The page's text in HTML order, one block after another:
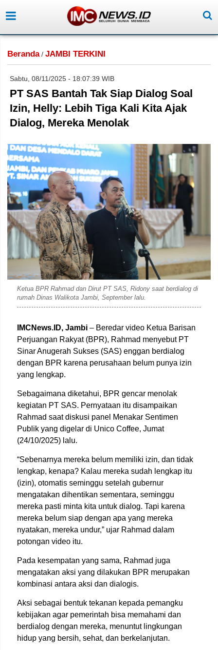
Beranda/ JAMBI TERKINI
Sabtu, 08/11/2025 - 18:07:39 WIB
PT SAS Bantah Tak Siap Dialog Soal
Izin, Helly: Lebih Tiga Kali Kita Ajak
Dialog, Mereka Menolak
Ketua BPR Rahmad dan Dirut PT SAS, Ridony saat berdialog di
rumah Dinas Walikota Jambi, September lalu.
IMCNews.ID, Jambi – Beredar video Ketua Barisan
Perjuangan Rakyat (BPR), Rahmad menyebut PT
Sinar Anugerah Sukses (SAS) enggan berdialog
dengan BPR karena perusahaan belum punya izin
yang lengkap.
Sebagaimana diketahui, BPR gencar menolak
kegiatan PT SAS. Pernyataan itu disampaikan
Rahmad saat diskusi panel Menakar Sentimen
Publik yang digelar di Unico Coffee, Jumat
(24/10/2025) lalu.
“Sebenarnya mereka belum memiliki izin, dan tidak
lengkap, kenapa? Kalau mereka sudah lengkap itu
(izin), otomatis seminggu setelah gubernur
mengatakan dihentikan sementara, seminggu
mereka pasti minta kita untuk dialog. Tapi karena
mereka belum siap dengan apa yang mereka
nyatakan, mereka undur,” ujar Rahmad dalam
potongan video itu.
Pada kesempatan yang sama, Rahmad juga
mengatakan aksi yang dilakukan BPR merupakan
kombinasi antara aksi dan dialogis.
Aksi sebagai bentuk tekanan kepada pemangku
kebijakan agar pemerintah bisa memahami dan
berdialog dengan mereka, menuntut lingkungan
hidup yang bersih, sehat, dan berkelanjutan.